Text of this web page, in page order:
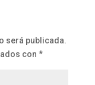
será publicada.
con *